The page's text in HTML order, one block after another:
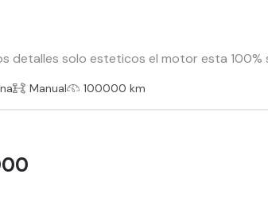
detalles solo esteticos el motor esta
Manual 100000 km